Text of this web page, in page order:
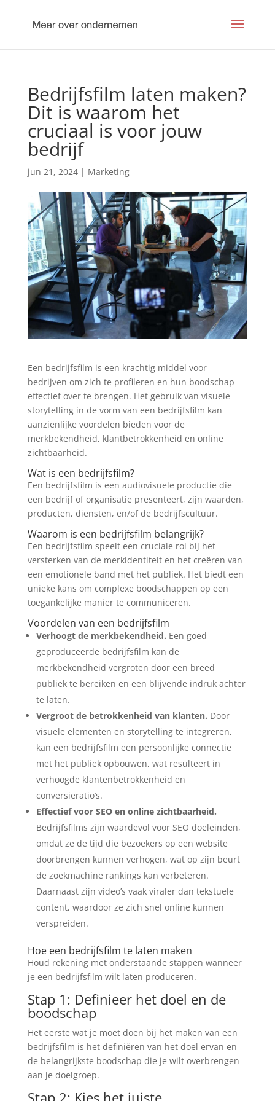
Bedrijfsfilm laten maken?
Dit is waarom het
cruciaal is voor jouw
bedrijf
jun 21, 2024| Marketing
Een bedrijfsfilm is een krachtig middel voor
bedrijven om zich te profileren en hun boodschap
effectief over te brengen. Het gebruik van visuele
storytelling in de vorm van een bedrijfsfilm kan
aanzienlijke voordelen bieden voor de
merkbekendheid, klantbetrokkenheid en online
zichtbaarheid.
Wat is een bedrijfsfilm?
Een bedrijfsfilm is een audiovisuele productie die
een bedrijf of organisatie presenteert, zijn waarden,
producten, diensten, en/of de bedrijfscultuur.
Waarom is een bedrijfsfilm belangrijk?
Een bedrijfsfilm speelt een cruciale rol bij het
versterken van de merkidentiteit en het creëren van
een emotionele band met het publiek. Het biedt een
unieke kans om complexe boodschappen op een
toegankelijke manier te communiceren.
Voordelen van een bedrijfsfilm
Verhoogt de merkbekendheid. Een goed
geproduceerde bedrijfsfilm kan de
merkbekendheid vergroten door een breed
publiek te bereiken en een blijvende indruk achter
te laten.
Vergroot de betrokkenheid van klanten. Door
visuele elementen en storytelling te integreren,
kan een bedrijfsfilm een persoonlijke connectie
met het publiek opbouwen, wat resulteert in
verhoogde klantenbetrokkenheid en
conversieratio’s.
Effectief voor SEO en online zichtbaarheid.
Bedrijfsfilms zijn waardevol voor SEO doeleinden,
omdat ze de tijd die bezoekers op een website
doorbrengen kunnen verhogen, wat op zijn beurt
de zoekmachine rankings kan verbeteren.
Daarnaast zijn video’s vaak viraler dan tekstuele
content, waardoor ze zich snel online kunnen
verspreiden.
Hoe een bedrijfsfilm te laten maken
Houd rekening met onderstaande stappen wanneer
je een bedrijfsfilm wilt laten produceren.
Stap 1: Definieer het doel en de
boodschap
Het eerste wat je moet doen bij het maken van een
bedrijfsfilm is het definiëren van het doel ervan en
de belangrijkste boodschap die je wilt overbrengen
aan je doelgroep.
Stap 2: Kies het juiste